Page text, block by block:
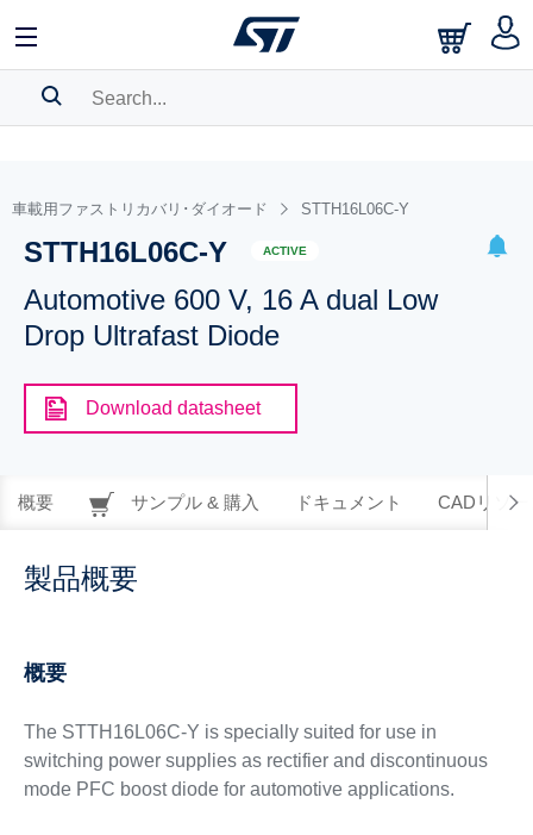
BOOKMARK
Please log in to show your saved searches.
車載用ファストリカバリ･ダイオード STTH16L06C-Y
STTH16L06C-Y ACTIVE
Automotive 600 V, 16 A dual Low
Drop Ultrafast Diode
Download datasheet
概要 サンプル & 購入 ドキュメント CADリソー
製品概要
概要
The STTH16L06C-Y is specially suited for use in
switching power supplies as rectifier and discontinuous
mode PFC boost diode for automotive applications.